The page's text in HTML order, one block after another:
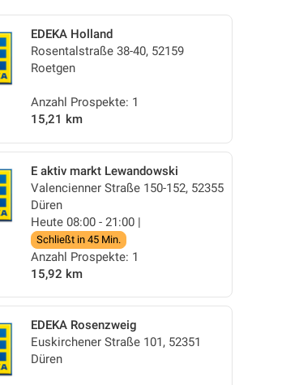
EDEKA Holland
Rosentalstraße 38-40, 52159
Roetgen
Anzahl Prospekte: 1
15,21 km
E aktiv markt Lewandowski
Valencienner Straße 150-152, 52355
Düren
Heute 08:00 - 21:00 |
Schließt in 45 Min.
Anzahl Prospekte: 1
15,92 km
EDEKA Rosenzweig
Euskirchener Straße 101, 52351
Düren